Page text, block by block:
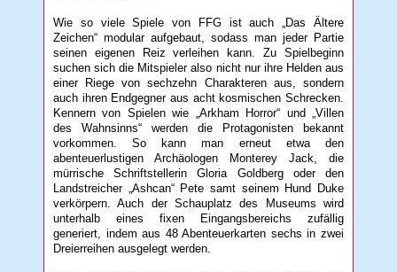
Wie so viele Spiele von FFG ist auch „Das Ältere
Zeichen“ modular aufgebaut, sodass man jeder Partie
seinen eigenen Reiz verleihen kann. Zu Spielbeginn
suchen sich die Mitspieler also nicht nur ihre Helden aus
einer Riege von sechzehn Charakteren aus, sondern
auch ihren Endgegner aus acht kosmischen Schrecken.
Kennern von Spielen wie „Arkham Horror“ und „Villen
des Wahnsinns“ werden die Protagonisten bekannt
vorkommen. So kann man erneut etwa den
abenteuerlustigen Archäologen Monterey Jack, die
mürrische Schriftstellerin Gloria Goldberg oder den
Landstreicher „Ashcan“ Pete samt seinem Hund Duke
verkörpern. Auch der Schauplatz des Museums wird
unterhalb eines fixen Eingangsbereichs zufällig
generiert, indem aus 48 Abenteuerkarten sechs in zwei
Dreierreihen ausgelegt werden.